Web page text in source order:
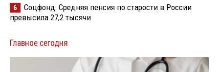
6
Соцфонд: Средняя пенсия по старости в России
превысила 27,2 тысячи
Главное сегодня